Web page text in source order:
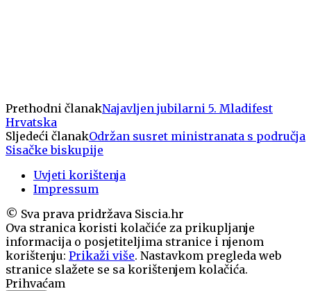
Prethodni članakNajavljen jubilarni 5. Mladifest
Hrvatska
Sljedeći članakOdržan susret ministranata s područja
Sisačke biskupije
Uvjeti korištenja
Impressum
© Sva prava pridržava Siscia.hr
Ova stranica koristi kolačiće za prikupljanje
informacija o posjetiteljima stranice i njenom
korištenju: Prikaži više. Nastavkom pregleda web
stranice slažete se sa korištenjem kolačića.
Prihvaćam